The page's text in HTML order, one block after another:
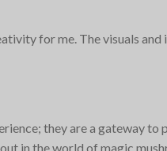
for me. The visuals
they are a gateway
in the world of magic